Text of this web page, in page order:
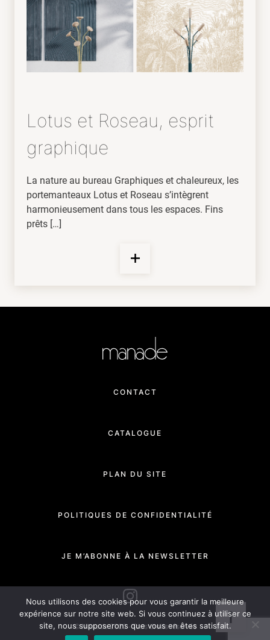
Lotus et Roseau, esprit
graphique
La nature au bureau Graphiques et chaleureux, les
portemanteaux Lotus et Roseau s’intègrent
harmonieusement dans tous les espaces. Fins
prêts […]
CONTACT
CATALOGUE
PLAN DU SITE
POLITIQUES DE CONFIDENTIALITÉ
JE M’ABONNE À LA NEWSLETTER
© Manade 2020 - Tous droits réservés
Nous utilisons des cookies pour vous garantir la meilleure
expérience sur notre site web. Si vous continuez à utiliser ce
site, nous supposerons que vous en êtes satisfait.